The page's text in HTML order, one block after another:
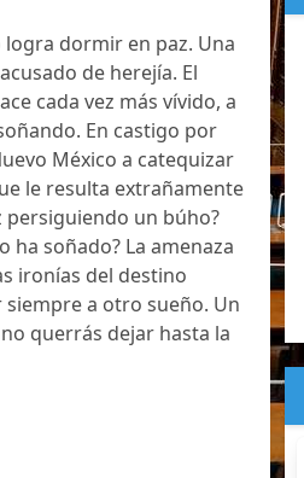
logra dormir en paz. Una
de herejía. El
cada vez más vívido, a
En castigo por
México a catequizar
le resulta extrañamente
persiguiendo un búho?
ha soñado? La amenaza
ironías del destino
a otro sueño. Un
querrás dejar hasta la